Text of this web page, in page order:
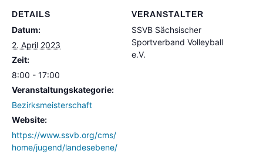
DETAILS
Datum:
2. April 2023
Zeit:
8:00 - 17:00
Veranstaltungskategorie:
Bezirksmeisterschaft
Website:
https://www.ssvb.org/cms/
home/jugend/landesebene/
VERANSTALTER
SSVB Sächsischer
Sportverband Volleyball
e.V.